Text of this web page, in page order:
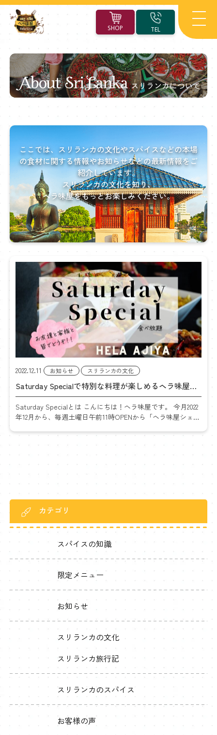
SHOP TEL
About
Sri
Lanka
ス
リ
ラ
ン
カ
に
つ
ここでは、スリランカの文化やスパイスなどの本場
の食材に関する情報やお知らせなどの最新情報をご
紹介しています。
スリランカの文化を知り、
ヘラ味屋をもっとお楽しみください。
2022.12.11 お知らせ スリランカの文化
Saturday Specialで特別な料理が楽しめるヘラ味屋毎
週のイベント
Saturday Specialとは こんにちは！ヘラ味屋です。 今月2022
年12月から、毎週土曜日午前11時OPENから「ヘラ味屋シェ
した！！ その名も”サタデー […]
カテゴリ
スパイスの知識
限定メニュー
お知らせ
スリランカの文化
スリランカ旅行記
スリランカのスパイス
お客様の声